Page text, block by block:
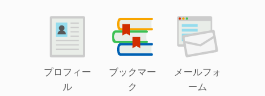
プロフィー
ル
ブックマー
ク
メールフォ
ーム